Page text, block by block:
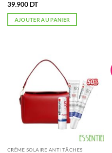
39.900 DT
AJOUTER AU PANIER
CRÉME SOLAIRE ANTI TÂCHES